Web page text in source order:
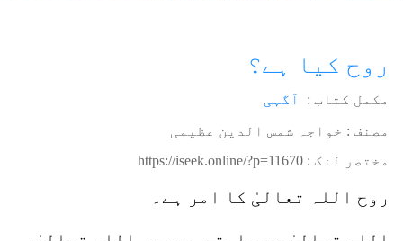
روح کیا ہے؟
مکمل کتاب : آگہی
مصنف : خواجہ شمس الدین عظیمی
مختصر لنک : https://iseek.online/?p=11670
روح اللہ تعالیٰ کا امر ہے۔